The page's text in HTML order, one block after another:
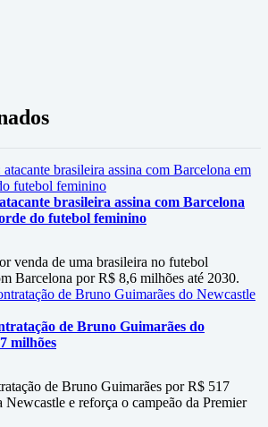
brasileira assina com Barcelona
do futebol feminino
venda de uma brasileira no futebol
Barcelona por R$ 8,6 milhões até 2030.
de Bruno Guimarães do
milhões
de Bruno Guimarães por R$ 517
e reforça o campeão da Premier